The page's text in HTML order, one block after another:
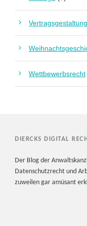
Vertragsgestaltung
Wettbewerbsrecht
DIERCKS DIGITAL
Der Blog der
Datenschutzrecht und
zuweilen gar amüsant